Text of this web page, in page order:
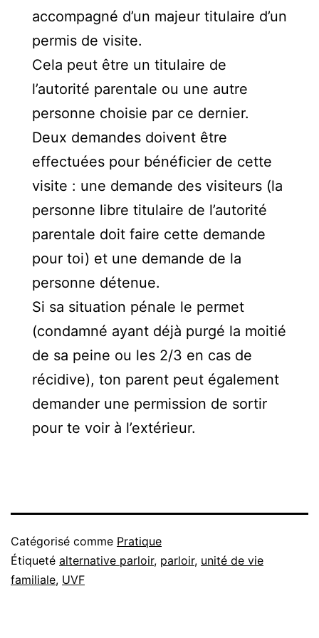
accompagné d’un majeur titulaire d’un
permis de visite.
Cela peut être un titulaire de
l’autorité parentale ou une autre
personne choisie par ce dernier.
Deux demandes doivent être
effectuées pour bénéficier de cette
visite : une demande des visiteurs (la
personne libre titulaire de l’autorité
parentale doit faire cette demande
pour toi) et une demande de la
personne détenue.
Si sa situation pénale le permet
(condamné ayant déjà purgé la moitié
de sa peine ou les 2/3 en cas de
récidive), ton parent peut également
demander une permission de sortir
pour te voir à l’extérieur.
Catégorisé comme Pratique
Étiqueté alternative parloir, parloir, unité de vie
familiale, UVF